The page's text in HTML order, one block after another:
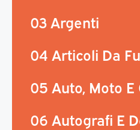
03 Argenti
04 Articoli Da
05 Auto, Moto E
06 Autografi E